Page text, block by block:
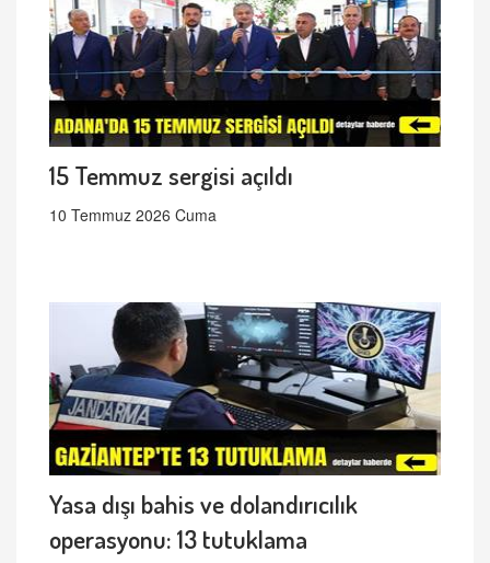
15 Temmuz sergisi açıldı
10 Temmuz 2026 Cuma
Yasa dışı bahis ve dolandırıcılık
operasyonu: 13 tutuklama